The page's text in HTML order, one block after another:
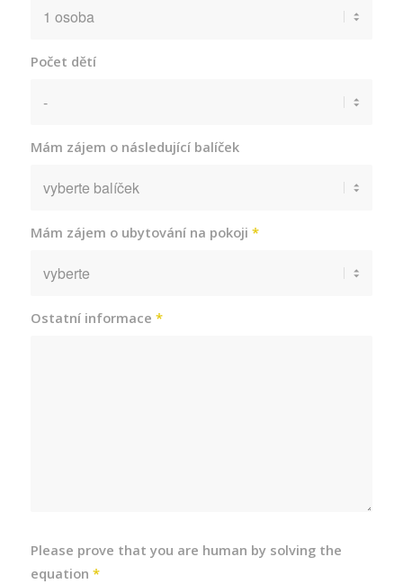
Počet dětí
Mám zájem o následující balíček
Mám zájem o ubytování na pokoji *
Ostatní informace *
Please prove that you are human by solving the
equation *